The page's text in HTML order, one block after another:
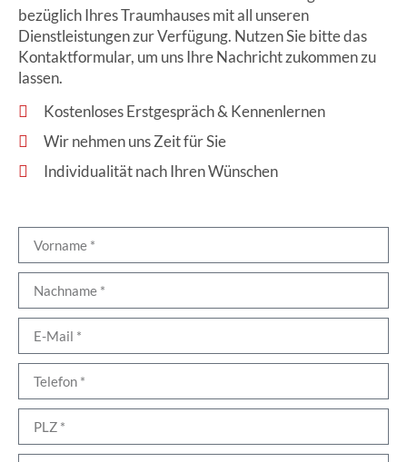
bezüglich Ihres Traumhauses mit all unseren
Dienstleistungen zur Verfügung. Nutzen Sie bitte das
Kontaktformular, um uns Ihre Nachricht zukommen zu
lassen.
Kostenloses Erstgespräch & Kennenlernen
Wir nehmen uns Zeit für Sie
Individualität nach Ihren Wünschen